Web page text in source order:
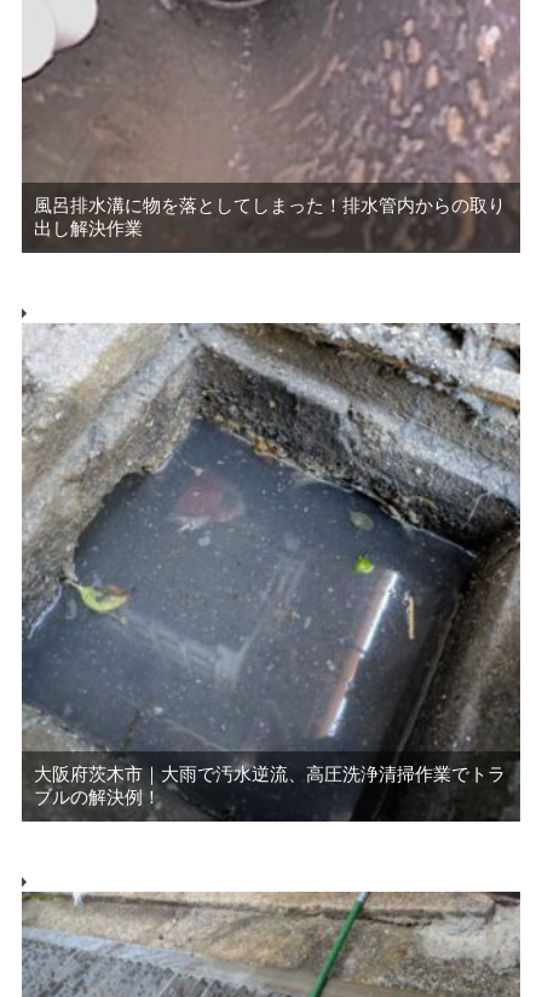
風呂排水溝に物を落としてしまった！排水管内からの取り
出し解決作業
大阪府茨木市｜大雨で汚水逆流、高圧洗浄清掃作業でトラ
ブルの解決例！